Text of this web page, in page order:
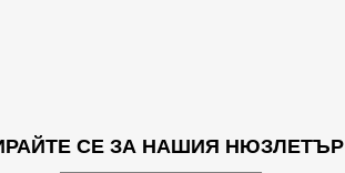
СЕ ЗА НАШИЯ НЮЗЛЕТЪР